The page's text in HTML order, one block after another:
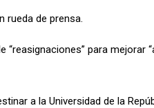
rueda de prensa.
para mejorar
a la Universidad de la